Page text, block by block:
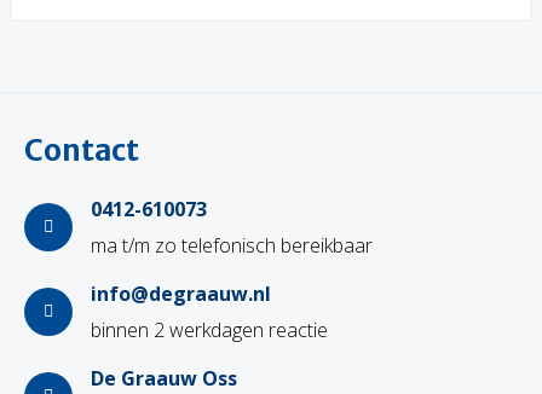
Contact
0412-610073
ma t/m zo telefonisch bereikbaar
info@degraauw.nl
binnen 2 werkdagen reactie
De Graauw Oss